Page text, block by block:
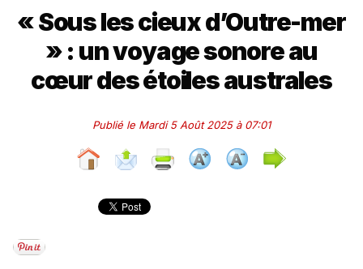
« Sous les cieux d’Outre-mer
» : un voyage sonore au
cœur des étoiles australes
Publié le Mardi 5 Août 2025 à 07:01